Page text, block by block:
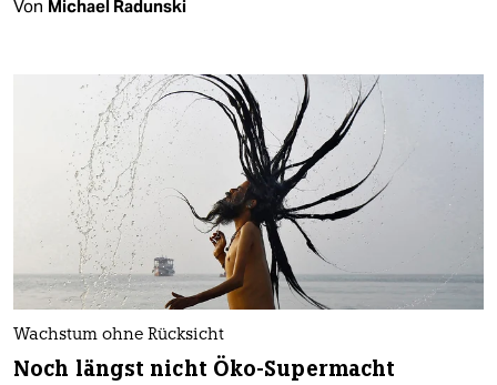
Von Michael Radunski
Wachstum ohne Rücksicht
Noch längst nicht Öko-Supermacht